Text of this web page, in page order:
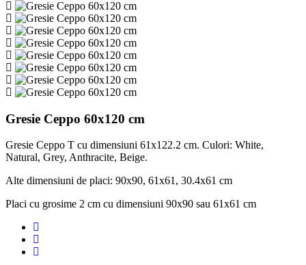
Gresie Ceppo 60x120 cm
Gresie Ceppo T cu dimensiuni 61x122.2 cm. Culori: White,
Natural, Grey, Anthracite, Beige.
Alte dimensiuni de placi: 90x90, 61x61, 30.4x61 cm
Placi cu grosime 2 cm cu dimensiuni 90x90 sau 61x61 cm